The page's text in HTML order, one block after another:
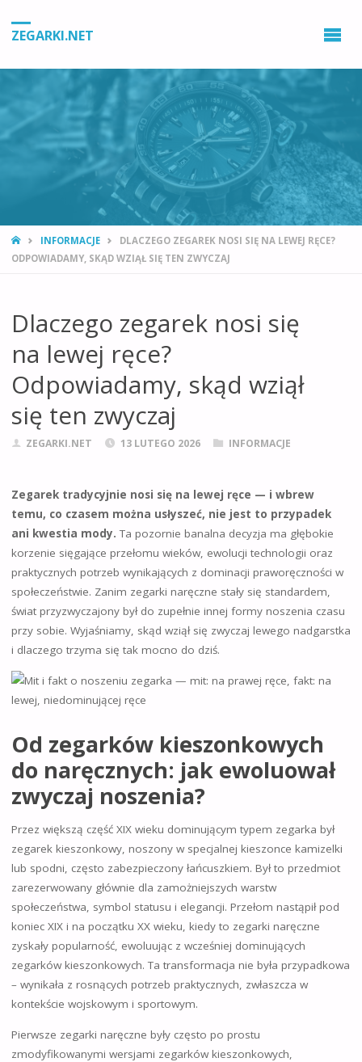
ZEGARKI.NET
STRONA
GŁÓWNA
INFORMACJE
DLACZEGO ZEGAREK NOSI SIĘ NA LEWEJ RĘCE?
ODPOWIADAMY, SKĄD WZIĄŁ SIĘ TEN ZWYCZAJ
Dlaczego zegarek nosi się
na lewej ręce?
Odpowiadamy, skąd wziął
się ten zwyczaj
ZEGARKI.NET 13 LUTEGO 2026 INFORMACJE
Zegarek tradycyjnie nosi się na lewej ręce — i wbrew
temu, co czasem można usłyszeć, nie jest to przypadek
ani kwestia mody. Ta pozornie banalna decyzja ma głębokie
korzenie sięgające przełomu wieków, ewolucji technologii oraz
praktycznych potrzeb wynikających z dominacji praworęczności w
społeczeństwie. Zanim zegarki naręczne stały się standardem,
świat przyzwyczajony był do zupełnie innej formy noszenia czasu
przy sobie. Wyjaśniamy, skąd wziął się zwyczaj lewego nadgarstka
i dlaczego trzyma się tak mocno do dziś.
Od zegarków kieszonkowych
do naręcznych: jak ewoluował
zwyczaj noszenia?
Przez większą część XIX wieku dominującym typem zegarka był
zegarek kieszonkowy, noszony w specjalnej kieszonce kamizelki
lub spodni, często zabezpieczony łańcuszkiem. Był to przedmiot
zarezerwowany głównie dla zamożniejszych warstw
społeczeństwa, symbol statusu i elegancji. Przełom nastąpił pod
koniec XIX i na początku XX wieku, kiedy to zegarki naręczne
zyskały popularność, ewoluując z wcześniej dominujących
zegarków kieszonkowych. Ta transformacja nie była przypadkowa
– wynikała z rosnących potrzeb praktycznych, zwłaszcza w
kontekście wojskowym i sportowym.
Pierwsze zegarki naręczne były często po prostu
zmodyfikowanymi wersjami zegarków kieszonkowych,